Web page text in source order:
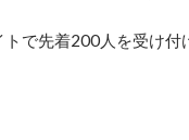
で先着200人を受け付